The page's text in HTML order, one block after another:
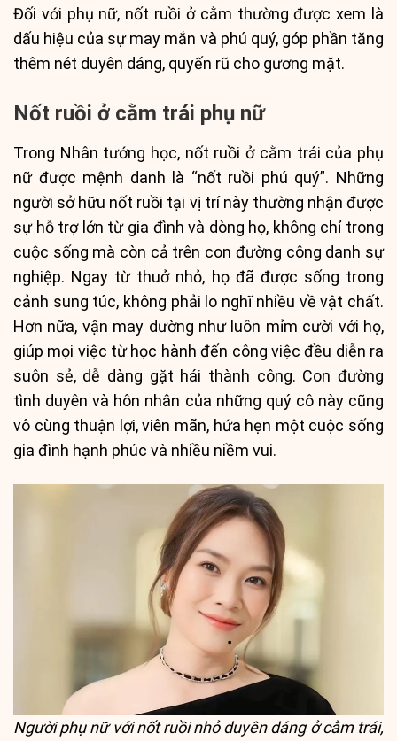
Đối với phụ nữ, nốt ruồi ở cằm thường được xem là
dấu hiệu của sự may mắn và phú quý, góp phần tăng
thêm nét duyên dáng, quyến rũ cho gương mặt.
Nốt ruồi ở cằm trái phụ nữ
Trong Nhân tướng học, nốt ruồi ở cằm trái của phụ
nữ được mệnh danh là “nốt ruồi phú quý”. Những
người sở hữu nốt ruồi tại vị trí này thường nhận được
sự hỗ trợ lớn từ gia đình và dòng họ, không chỉ trong
cuộc sống mà còn cả trên con đường công danh sự
nghiệp. Ngay từ thuở nhỏ, họ đã được sống trong
cảnh sung túc, không phải lo nghĩ nhiều về vật chất.
Hơn nữa, vận may dường như luôn mỉm cười với họ,
giúp mọi việc từ học hành đến công việc đều diễn ra
suôn sẻ, dễ dàng gặt hái thành công. Con đường
tình duyên và hôn nhân của những quý cô này cũng
vô cùng thuận lợi, viên mãn, hứa hẹn một cuộc sống
gia đình hạnh phúc và nhiều niềm vui.
Người phụ nữ với nốt ruồi nhỏ duyên dáng ở cằm trái,